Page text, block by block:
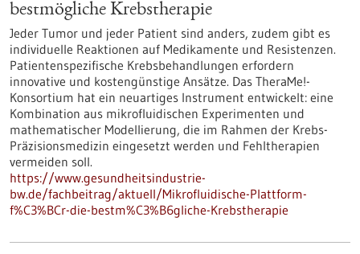
bestmögliche Krebstherapie
Jeder Tumor und jeder Patient sind anders, zudem gibt es
individuelle Reaktionen auf Medikamente und Resistenzen.
Patientenspezifische Krebsbehandlungen erfordern
innovative und kostengünstige Ansätze. Das TheraMe!-
Konsortium hat ein neuartiges Instrument entwickelt: eine
Kombination aus mikrofluidischen Experimenten und
mathematischer Modellierung, die im Rahmen der Krebs-
Präzisionsmedizin eingesetzt werden und Fehltherapien
vermeiden soll.
https://www.gesundheitsindustrie-
bw.de/fachbeitrag/aktuell/Mikrofluidische-Plattform-
f%C3%BCr-die-bestm%C3%B6gliche-Krebstherapie